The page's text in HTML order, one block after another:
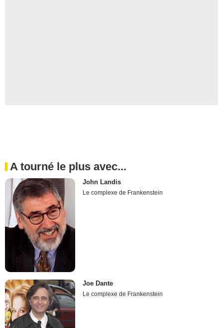
A tourné le plus avec...
John Landis
Le complexe de Frankenstein
Joe Dante
Le complexe de Frankenstein